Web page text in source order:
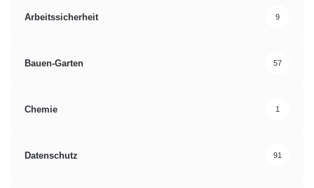
Arbeitssicherheit 9
Bauen-Garten 57
Chemie 1
Datenschutz 91